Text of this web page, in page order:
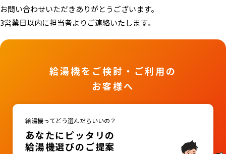
お問い合わせいただきありがとうございます。
3営業日以内に担当者よりご連絡いたします。
給湯機を ご検討・ご利用の
お客様へ
給湯機ってどう選んだらいいの？
あなたにピッタリの
給湯機選びのご提案